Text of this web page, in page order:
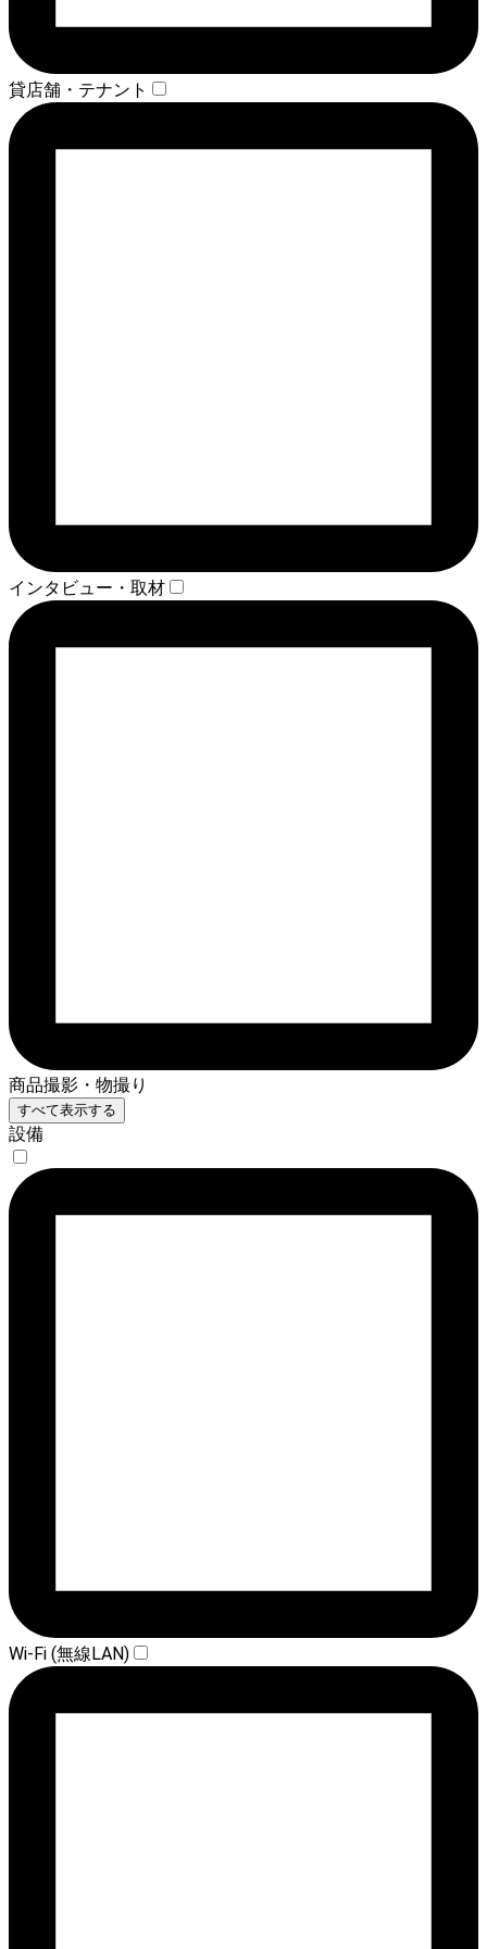
貸店舗・テナント
インタビュー・取材
商品撮影・物撮り
すべて表示する
設備
Wi-Fi (無線LAN)